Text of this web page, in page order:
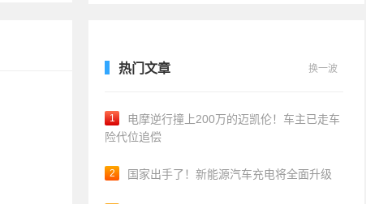
热门文章 换一波
1
电摩逆行撞上200万的迈凯伦！车主已走车
险代位追偿
2 国家出手了！新能源汽车充电将全面升级